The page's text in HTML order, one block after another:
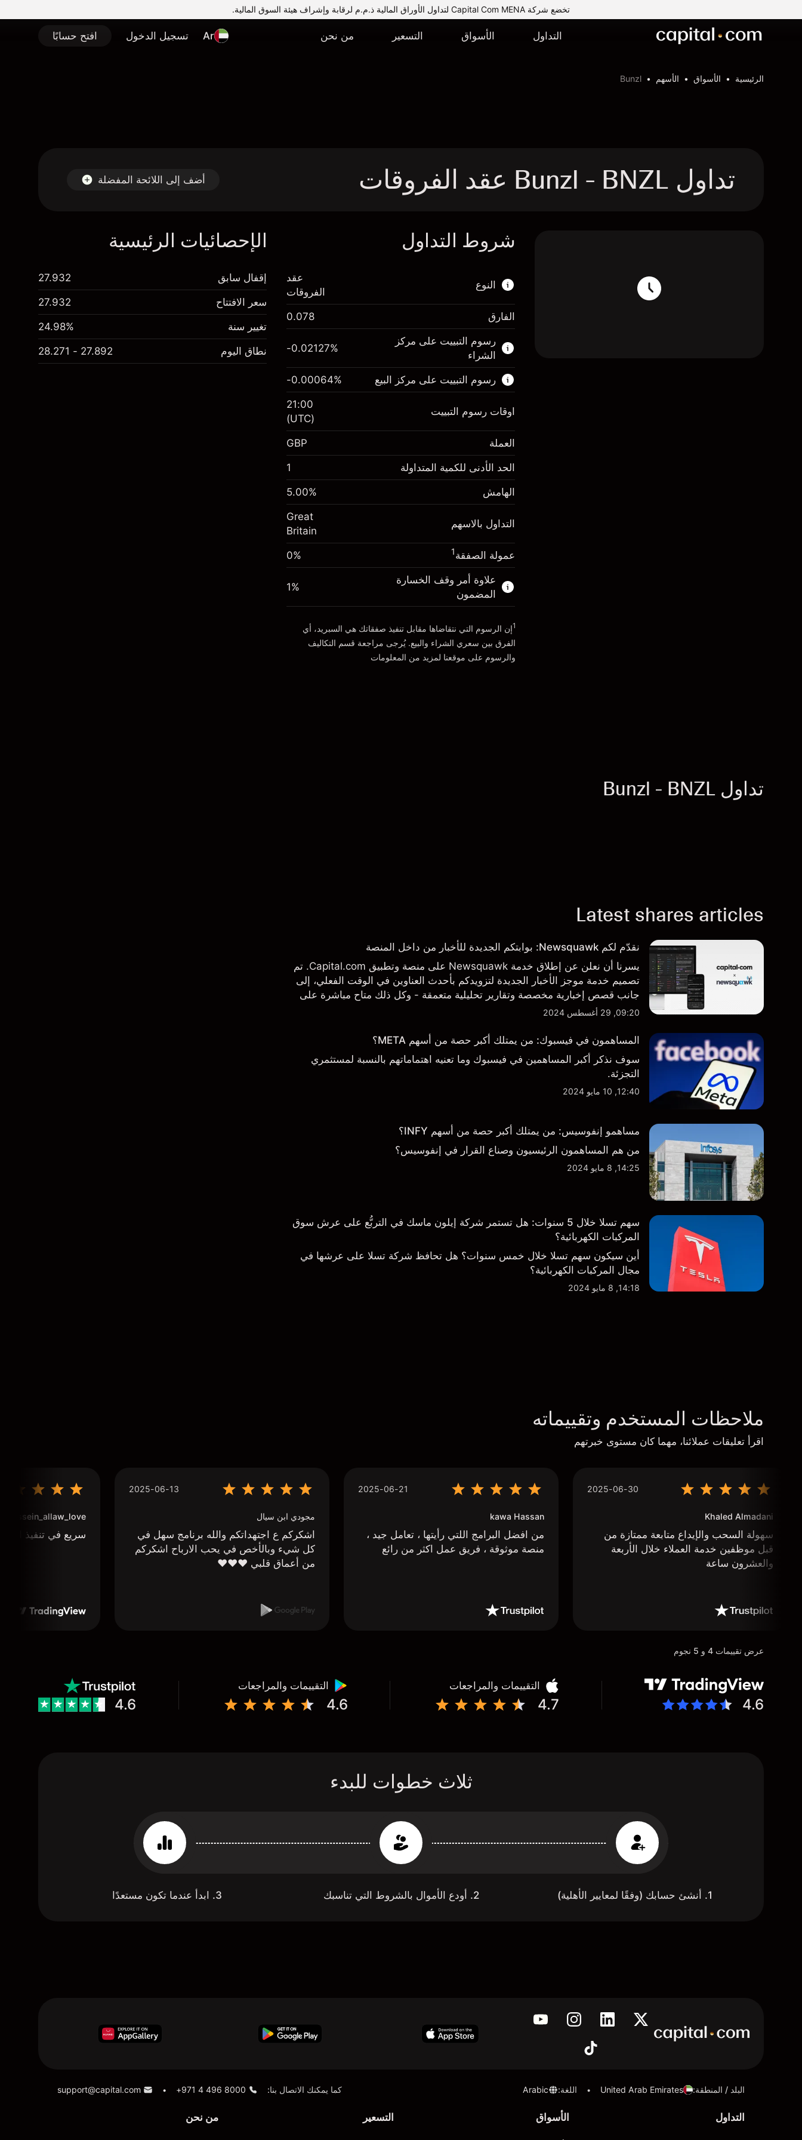
تخضع شركة Capital Com MENA لتداول الأوراق المالية ذ.م.م لرقابة وإشراف هيئة السوق المالية.
التداول الأسواق التسعير من نحن Ar تسجيل الدخول افتح حسابًا
الرئيسية الأسواق الأسهم Bunzl
تداول Bunzl - BNZL عقد الفروقات أضف إلى اللائحة المفضلة
شروط التداول
النوع
هذا السوق المالي متاح للتداول من خلال عقود
الفروقات.
اعرف المزيد عن:
عقود الفروقات
عقد
الفروقات
الفارق 0.078
رسوم التبييت على مركز
الشراء
£1,000.00
رسم المبيت
-0.021273
(-£4.26)
المال من الرافعة المالية ~
الذهاب إلى المنصة
-0.02127%
رسوم التبييت على مركز البيع
الهامش. استثمارك £1,000.00
رسم المبيت
-0.000645
(-£0.13)
حجم التداول مع الرافعة المالية ~ $
المال من الرافعة المالية ~
الذهاب إلى المنصة
-0.00064%
اوقات رسوم التبييت
21:00
(UTC)
العملة GBP
الحد الأدنى للكمية المتداولة 1
الهامش 5.00%
التداول بالاسهم
Great
Britain
عمولة الصفقة1
0%
علاوة أمر وقف الخسارة
المضمون
1%
1إن الرسوم التي نتقاضاها مقابل تنفيذ صفقاتك هي السبريد، أي
الفرق بين سعري الشراء والبيع. يُرجى مراجعة قسم التكاليف
والرسوم على موقعنا لمزيد من المعلومات
الإحصائيات الرئيسية
إقفال سابق 27.932
سعر الافتتاح 27.932
تغيير سنة 24.98%
نطاق اليوم 27.892 - 28.271
تداول Bunzl - BNZL
Latest shares articles
نقدّم لكم Newsquawk: بوابتكم الجديدة للأخبار من داخل المنصة
يسرنا أن نعلن عن إطلاق خدمة Newsquawk على منصة وتطبيق Capital.com. تم
تصميم خدمة موجز الأخبار الجديدة لتزويدكم بأحدث العناوين في الوقت الفعلي، إلى
جانب قصص إخبارية مخصصة وتقارير تحليلية متعمقة - وكل ذلك متاح مباشرة على
المنصة والتطبيق، أينما تحتاجها بالضبط.
09:20, 29 أغسطس 2024
المساهمون في فيسبوك: من يمتلك أكبر حصة من أسهم META؟
سوف نذكر أكبر المساهمين في فيسبوك وما تعنيه اهتماماتهم بالنسبة لمستثمري
التجزئة.
12:40, 10 مايو 2024
مساهمو إنفوسيس: من يمتلك أكبر حصة من أسهم INFY؟
من هم المساهمون الرئيسيون وصناع القرار في إنفوسيس؟
14:25, 8 مايو 2024
سهم تسلا خلال 5 سنوات: هل تستمر شركة إيلون ماسك في التربُّع على عرش سوق
المركبات الكهربائية؟
أين سيكون سهم تسلا خلال خمس سنوات؟ هل تحافظ شركة تسلا على عرشها في
مجال المركبات الكهربائية؟
14:18, 8 مايو 2024
ملاحظات المستخدم وتقييماته
اقرأ تعليقات عملائنا، مهما كان مستوى خبرتهم
2025-06-30
Khaled Almadani
سهولة السحب والإيداع متابعة ممتازة من
قبل موظفين خدمة العملاء خلال الأربعة
والعشرون ساعة
2025-06-21
kawa Hassan
من افضل البرامج اللتي رأيتها ، تعامل جيد ،
منصة موثوقة ، فريق عمل اكثر من رائع
2025-06-13
مجودي ابن سيال
اشكركم ع اجتهداتكم والله برنامج سهل في
كل شيء وبالأخص في يحب الارباح اشكركم
من أعماق قلبي ❤️❤️❤️
houssein_allaw_love
سريع في تنفيذ
عرض تقييمات 4 و 5 نجوم
4.6
التقييمات والمراجعات
4.7
التقييمات والمراجعات
4.6
4.6
ثلاث خطوات للبدء
1. أنشئ حسابك (وفقًا لمعايير الأهلية) 2. أودع الأموال بالشروط التي تناسبك 3. ابدأ عندما تكون مستعدًا
البلد / المنطقة:
United Arab Emirates
• اللغة:
Arabic كما يمكنك الاتصال بنا: +971 4 496 8000
•
support@capital.com
التداول الأسواق التسعير من نحن